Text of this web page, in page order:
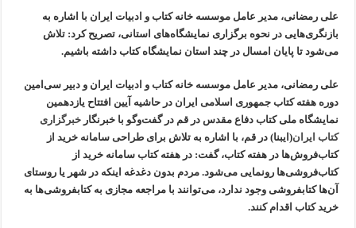
علی رمضانی، مدیر عامل موسسه خانه کتاب و ادبیات ایران با اشاره به
بازنگری‌هایی در نحوه برگزاری نمایشگاه‌های استانی، تصریح کرد: تلاش
می‌شود تا پایان امسال در چند استان نمایشگاه کتاب داشته باشیم.
علی رمضانی، مدیر عامل موسسه خانه کتاب و ادبیات ایران و دبیر سی‌امین
دوره هفته کتاب جمهوری اسلامی ایران در حاشیه آیین افتتاح یازدهمین
نمایشگاه ملی کتاب دفاع مقدس در قم در گفت‌وگو با خبرنگارخبرگزاری
کتاب ایران(ایبنا) در قم، با اشاره به تلاش برای طراحی سامانه خرید از
کتاب‌فروش‌ها در هفته کتاب، گفت: در هفته کتاب سامانه‌ خرید از
کتاب‌فروشی‌ها رونمایی می‌شود. مردم بدون دغدغه اینکه در شهر یا روستای
آن‌ها کتابفروشی وجود ندارد، می‌توانند با مراجعه مجازی به کتابفروشی‌ها به
خرید کتاب اقدام کنند.